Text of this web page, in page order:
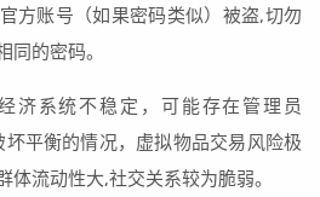
方账号（如果密码类似）被盗,切勿
同的密码。
济系统不稳定，可能存在管理员
坏平衡的情况，虚拟物品交易风险极
体流动性大,社交关系较为脆弱。